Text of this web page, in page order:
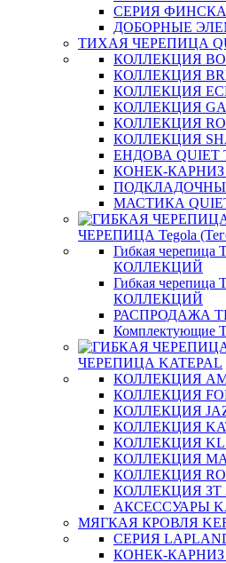
СЕРИЯ
ДОБОРНЫЕ
ТИХАЯ ЧЕРЕПИЦА
КОЛЛЕКЦИЯ
КОЛЛЕКЦИЯ
КОЛЛЕКЦИЯ
КОЛЛЕКЦИЯ
КОЛЛЕКЦИЯ
КОЛЛЕКЦИЯ
ЕНДОВА QUIET
КОНЕК-КАРНИЗ
МАСТИКА
ЧЕРЕПИЦА Tegola
Гибкая
КОЛЛЕКЦИЙ
Гибкая
КОЛЛЕКЦИЙ
РАСПРОДАЖА
Комплектующие
ЧЕРЕПИЦА KATEPAL
КОЛЛЕКЦИЯ
КОЛЛЕКЦИЯ
КОЛЛЕКЦИЯ
КОЛЛЕКЦИЯ
КОЛЛЕКЦИЯ KL
КОЛЛЕКЦИЯ
КОЛЛЕКЦИЯ
КОЛЛЕКЦИЯ ЗТ
АКСЕССУАРЫ
МЯГКАЯ КРОВЛЯ
СЕРИЯ
КОНЕК-КАРНИЗ